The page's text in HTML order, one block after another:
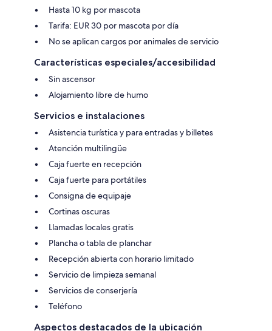
Hasta 10 kg por mascota
Tarifa: EUR 30 por mascota por día
No se aplican cargos por animales de servicio
Características especiales/accesibilidad
Sin ascensor
Alojamiento libre de humo
Servicios e instalaciones
Asistencia turística y para entradas y billetes
Atención multilingüe
Caja fuerte en recepción
Caja fuerte para portátiles
Consigna de equipaje
Cortinas oscuras
Llamadas locales gratis
Plancha o tabla de planchar
Recepción abierta con horario limitado
Servicio de limpieza semanal
Servicios de conserjería
Teléfono
Aspectos destacados de la ubicación